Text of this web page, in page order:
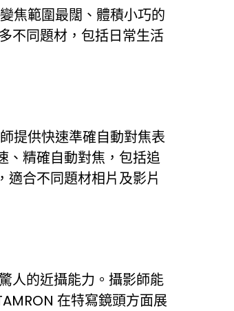
焦範圍最闊、體積小巧的
不同題材，包括日常生活
提供快速準確自動對焦表
、精確自動對焦，包括追
合不同題材相片及影片
人的近攝能力。攝影師能
在特寫鏡頭方面展